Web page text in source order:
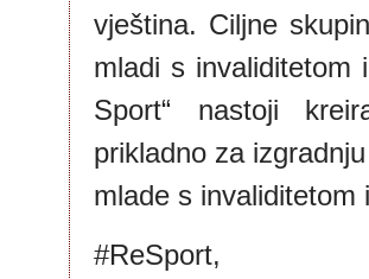
vještina. Ciljne
mladi s invaliditetom
Sport“ nastoji
prikladno za
mlade s invaliditetom